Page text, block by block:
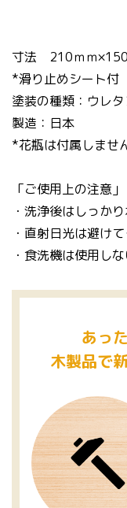
寸法 210ｍｍ
*滑り止めシート付
塗装の種類：ウレ
製造：日本
*花瓶は付属しませ
「ご使用上の注意」
・洗浄後はしっか
・直射日光は避けて
・食洗機は使用し
あっ
木製品で